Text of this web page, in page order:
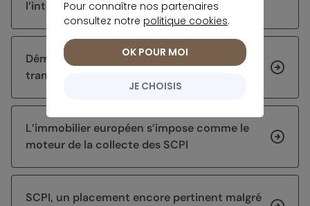
l’international
Démembrement de SCPI : comment
transmettre son patrimoine efficacement ?
L’immobilier européen s’impose comme le
moteur de la collecte des SCPI
SCPI, un placement encore pertinent malgré
Pour connaître nos partenaires
consultez notre politique cookies.
JE CHOISIS
OK POUR MOI